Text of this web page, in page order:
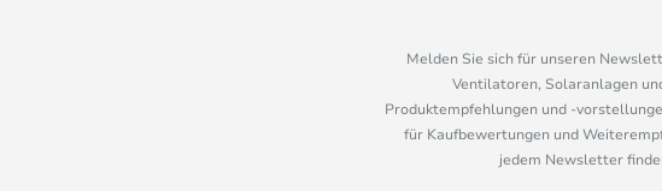
Melden Sie sich für unseren
Ventilatoren, Solaranlagen
Produktempfehlungen und -
für Kaufbewertungen und
jedem Newsletter